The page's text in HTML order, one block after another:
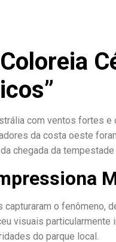
com ventos fortes
da costa oeste
chegada da
o fenômeno,
visuais
do parque local.